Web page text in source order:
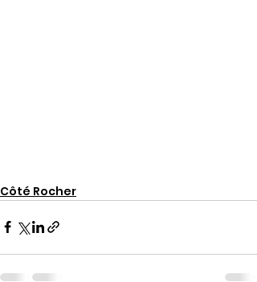
Côté Rocher